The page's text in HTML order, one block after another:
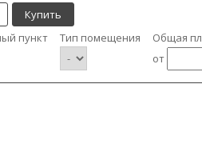
Купить
пункт
Тип помещения Общая
от